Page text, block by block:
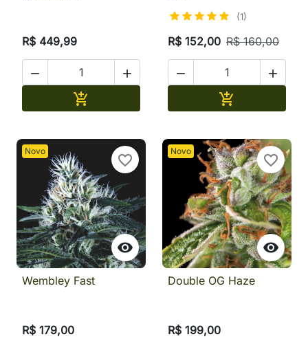
R$ 449,99
 

(1)
R$ 152,00 R$ 160,00
 

Novo

favorite_border
Wembley Fast
R$ 179,00
Novo

favorite_border
Double OG Haze
R$ 199,00